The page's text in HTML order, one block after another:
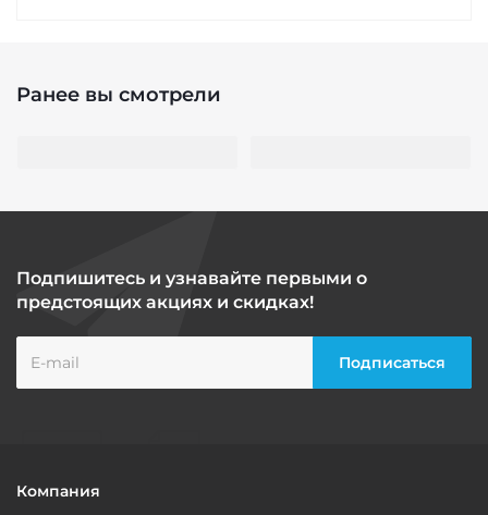
Ранее вы смотрели
Подпишитесь и узнавайте первыми о
предстоящих акциях и скидках!
Компания